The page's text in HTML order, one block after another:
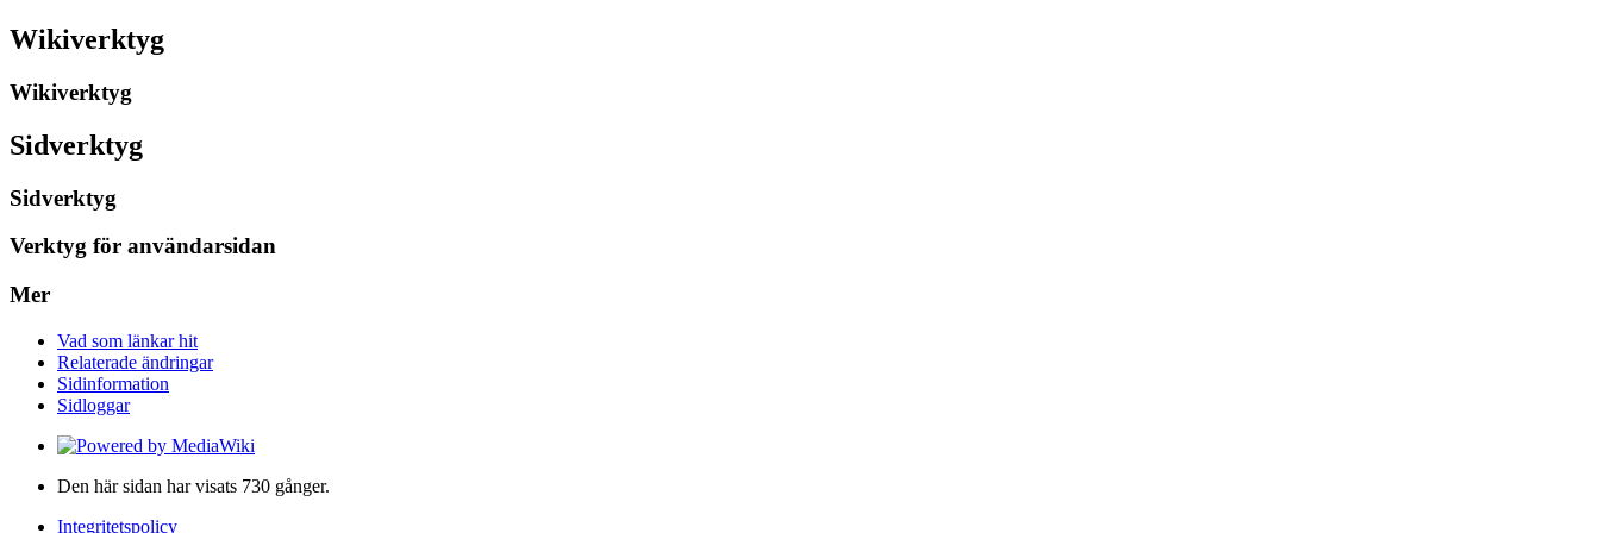
Wikiverktyg
Wikiverktyg
Sidverktyg
Sidverktyg
Verktyg för användarsidan
Mer
Vad som länkar hit
Relaterade ändringar
Sidinformation
Sidloggar
Den här sidan har visats 730 gånger.
Integritetspolicy